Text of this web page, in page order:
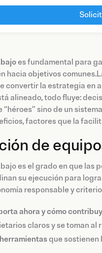
es fundamental para
hacia objetivos
convertir la estrategia en
alineado, todo fluye:
sino de un
factores que la
de
es el grado en que
su ejecución para
responsable y
ahora y cómo
claros y se toman al
herramientasque sostienen